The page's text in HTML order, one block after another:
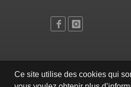
Ce site utilise des cookies qui